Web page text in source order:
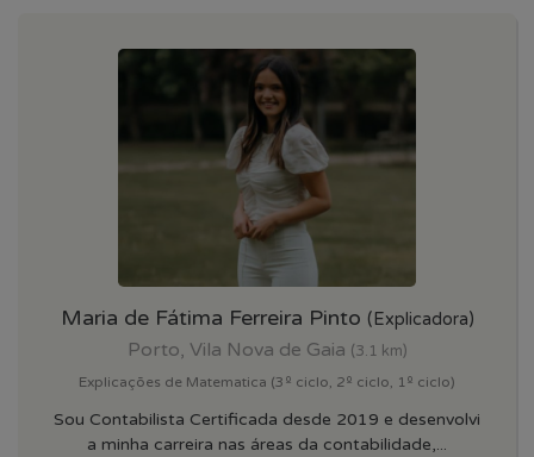
Maria de Fátima Ferreira Pinto (Explicadora)
Porto, Vila Nova de Gaia (3.1 km)
Explicações de Matematica (3º ciclo, 2º ciclo, 1º ciclo)
Sou Contabilista Certificada desde 2019 e desenvolvi
a minha carreira nas áreas da contabilidade,...